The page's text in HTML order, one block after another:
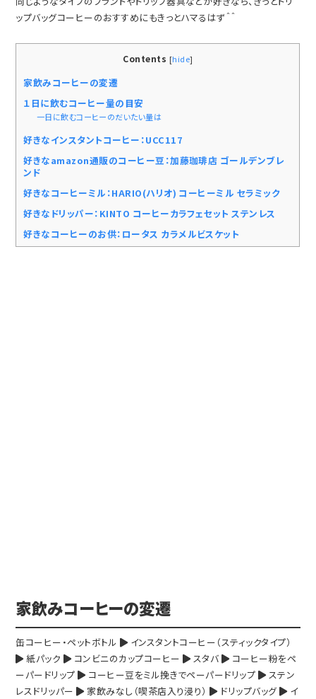
ップバッグコーヒーのおすすめにもきっとハマるはず＾＾
Contents [hide]
家飲みコーヒーの変遷
１日に飲むコーヒー量の目安
一日に飲むコーヒーのだいたい量は
好きなインスタントコーヒー：UCC117
好きなamazon通販のコーヒー豆：加藤珈琲店 ゴールデンブレ
ンド
好きなコーヒーミル：HARIO(ハリオ) コーヒーミル セラミック
好きなドリッパー：KINTO コーヒーカラフェセット ステンレス
好きなコーヒーのお供：ロータス カラメルビスケット
家飲みコーヒーの変遷
缶コーヒー・ペットボトル
インスタントコーヒー（スティックタイプ）
紙パック
コンビニのカップコーヒー スタバ
コーヒー粉をペ
ーパードリップ
コーヒー豆をミル挽きでペーパードリップ
ステン
レスドリッパー
家飲みなし（喫茶店入り浸り） ドリップバッグ
イ